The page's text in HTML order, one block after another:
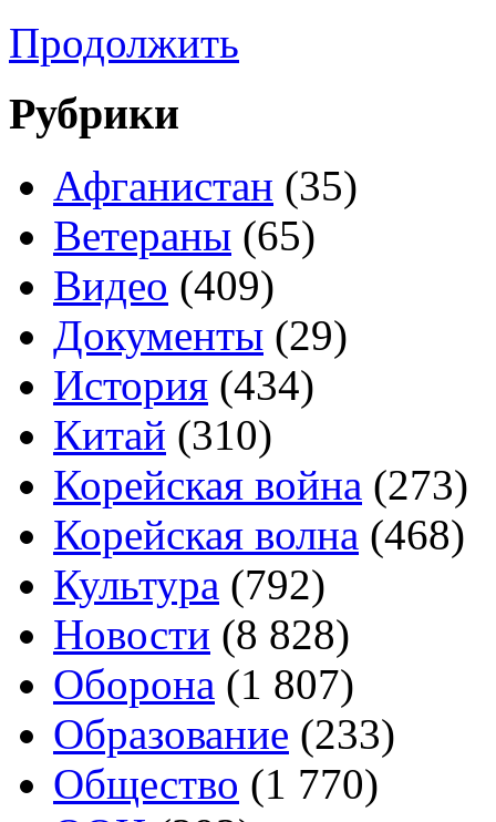
Продолжить
Рубрики
Афганистан (35)
Ветераны (65)
Видео (409)
Документы (29)
История (434)
Китай (310)
Корейская война (273)
Корейская волна (468)
Культура (792)
Новости (8 828)
Оборона (1 807)
Образование (233)
Общество (1 770)